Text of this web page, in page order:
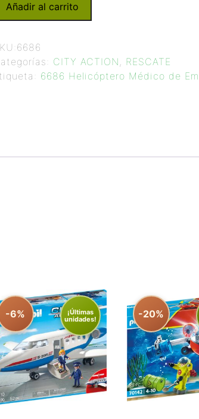
Añadir al carrito
6686
CITY ACTION , RESCATE
6686 Helicóptero Médico de
-6%
¡Últimas
unidades!
-20%